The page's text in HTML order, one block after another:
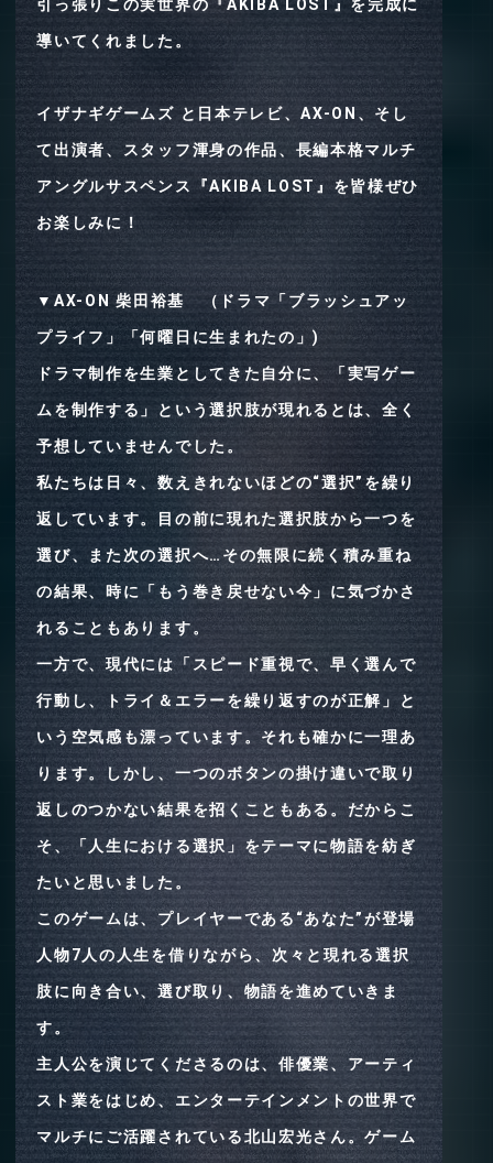
引っ張りこの実世界の『AKIBA LOST』を完成に
導いてくれました。
イザナギゲームズ と日本テレビ、AX-ON、そし
て出演者、スタッフ渾身の作品、長編本格マルチ
アングルサスペンス『AKIBA LOST』を皆様ぜひ
お楽しみに！
▼AX-ON 柴田裕基 （ドラマ「ブラッシュアッ
プライフ」「何曜日に生まれたの」)
ドラマ制作を生業としてきた自分に、「実写ゲー
ムを制作する」という選択肢が現れるとは、全く
予想していませんでした。
私たちは日々、数えきれないほどの“選択”を繰り
返しています。目の前に現れた選択肢から一つを
選び、また次の選択へ…その無限に続く積み重ね
の結果、時に「もう巻き戻せない今」に気づかさ
れることもあります。
一方で、現代には「スピード重視で、早く選んで
行動し、トライ＆エラーを繰り返すのが正解」と
いう空気感も漂っています。それも確かに一理あ
ります。しかし、一つのボタンの掛け違いで取り
返しのつかない結果を招くこともある。だからこ
そ、「人生における選択」をテーマに物語を紡ぎ
たいと思いました。
このゲームは、プレイヤーである“あなた”が登場
人物7人の人生を借りながら、次々と現れる選択
肢に向き合い、選び取り、物語を進めていきま
す。
主人公を演じてくださるのは、俳優業、アーティ
スト業をはじめ、エンターテインメントの世界で
マルチにご活躍されている北山宏光さん。ゲーム